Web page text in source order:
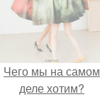
Чего мы на самом
деле хотим?